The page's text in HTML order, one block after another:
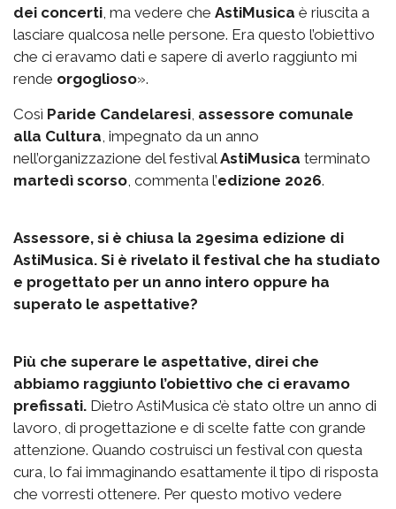
dei concerti , ma vedere che AstiMusica è riuscita a
lasciare qualcosa nelle persone. Era questo l’obiettivo
che ci eravamo dati e sapere di averlo raggiunto mi
rende orgoglioso».
Così Paride Candelaresi assessore comunale
alla Cultura , impegnato da un anno
nell’organizzazione del festival AstiMusica terminato
martedì scorso , commenta l’edizione 2026.
Assessore, si è chiusa la 29esima edizione di
AstiMusica. Si è rivelato il festival che ha studiato
e progettato per un anno intero oppure ha
superato le aspettative?
Più che superare le aspettative, direi che
abbiamo raggiunto l’obiettivo che ci eravamo
prefissati. Dietro AstiMusica c’è stato oltre un anno di
lavoro, di progettazione e di scelte fatte con grande
attenzione. Quando costruisci un festival con questa
cura, lo fai immaginando esattamente il tipo di risposta
che vorresti ottenere. Per questo motivo vedere